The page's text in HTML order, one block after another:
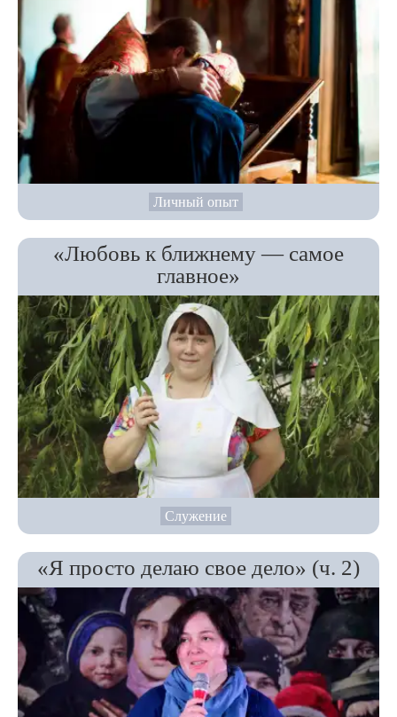
Личный опыт
«Любовь к ближнему — самое
главное»
Служение
«Я просто делаю свое дело» (ч. 2)